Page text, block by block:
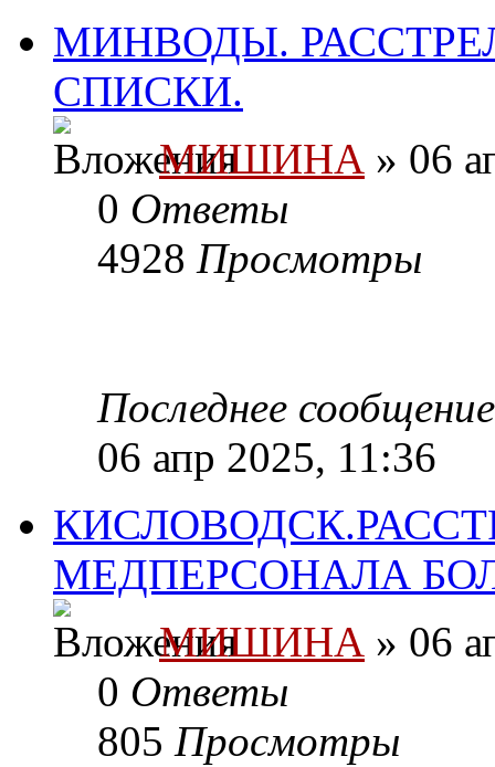
МИНВОДЫ.
СПИСКИ.
МИШИНА » 06
0 Ответы
4928 Просмотры
Последнее
06 апр 2025, 11:36
МЕДПЕРСОНАЛА
МИШИНА » 06
0 Ответы
805 Просмотры